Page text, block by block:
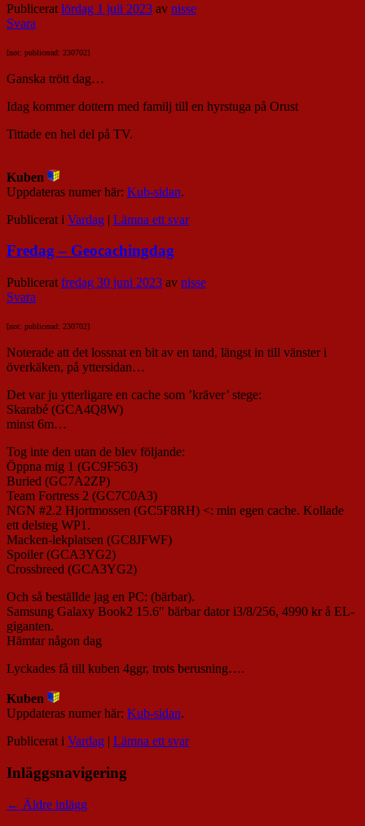
Publicerat lördag 1 juli 2023 av nisse
Svara
[not: publicerad: 230702]
Ganska trött dag…
Idag kommer dottern med familj till en hyrstuga på Orust
Tittade en hel del på TV.
Kuben
Uppdateras numer här: Kub-sidan.
Publicerat i Vardag | Lämna ett svar
Fredag – Geocachingdag
Publicerat fredag 30 juni 2023 av nisse
Svara
[not: publicerad: 230702]
Noterade att det lossnat en bit av en tand, längst in till vänster i
överkäken, på yttersidan…
Det var ju ytterligare en cache som ’kräver’ stege:
Skarabé (GCA4Q8W)
minst 6m…
Tog inte den utan de blev följande:
Öppna mig 1 (GC9F563)
Buried (GC7A2ZP)
Team Fortress 2 (GC7C0A3)
NGN #2.2 Hjortmossen (GC5F8RH) <: min egen cache. Kollade
ett delsteg WP1.
Macken-lekplatsen (GC8JFWF)
Spoiler (GCA3YG2)
Crossbreed (GCA3YG2)
Och så beställde jag en PC: (bärbar).
Samsung Galaxy Book2 15.6″ bärbar dator i3/8/256, 4990 kr å EL-
giganten.
Hämtar någon dag
Lyckades få till kuben 4ggr, trots berusning….
Kuben
Uppdateras numer här: Kub-sidan.
Publicerat i Vardag | Lämna ett svar
Inläggsnavigering
← Äldre inlägg